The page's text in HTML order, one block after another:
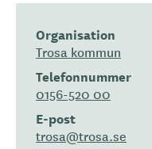
Organisation
Trosa kommun
Telefonnummer
0156-520 00
E-post
trosa@trosa.se